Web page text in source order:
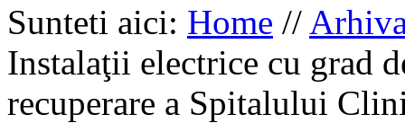
Sunteti aici: Home //
Instalaţii electrice cu grad
recuperare a Spitalului